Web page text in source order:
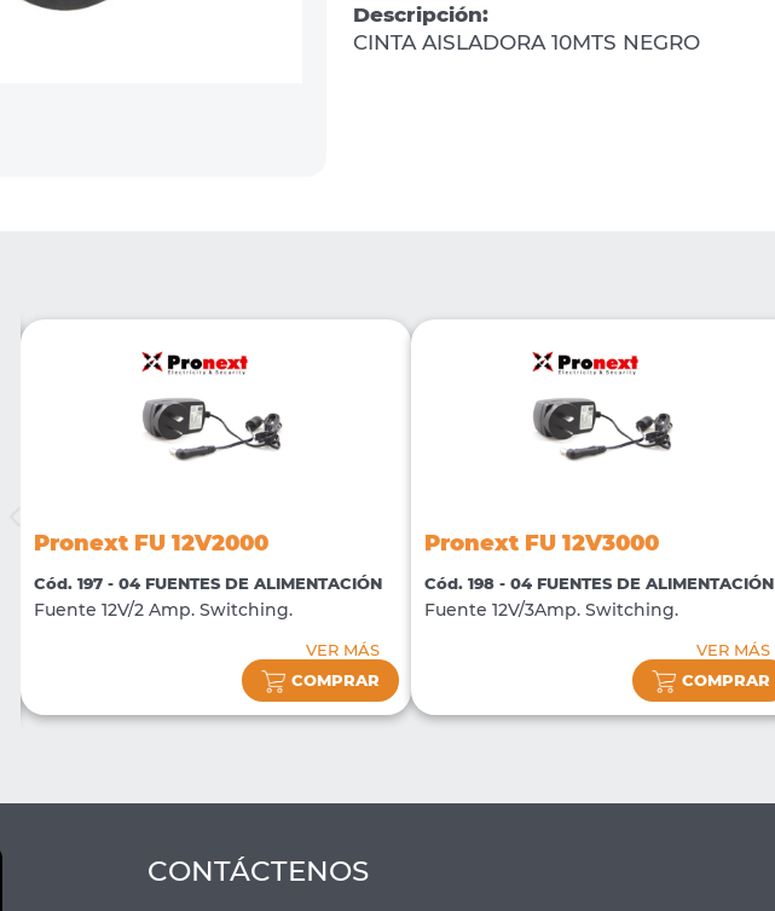
Descripción:
CINTA AISLADORA 10MTS NEGRO
Pronext FU 12V2000
Cód. 197 - 04 FUENTES DE ALIMENTACIÓN
Fuente 12V/2 Amp. Switching.
VER MÁS
COMPRAR
Pronext FU 12V3000
Cód. 198 - 04 FUENTES DE ALIMENTACIÓN
Fuente 12V/3Amp. Switching.
VER MÁS
COMPRAR
CONTÁCTENOS